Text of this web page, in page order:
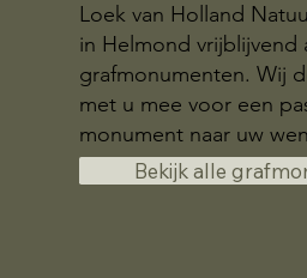
Loek van Holland
in Helmond vrijblijvend
grafmonumenten. Wij
met u mee voor een
monument naar uw
Bekijk alle